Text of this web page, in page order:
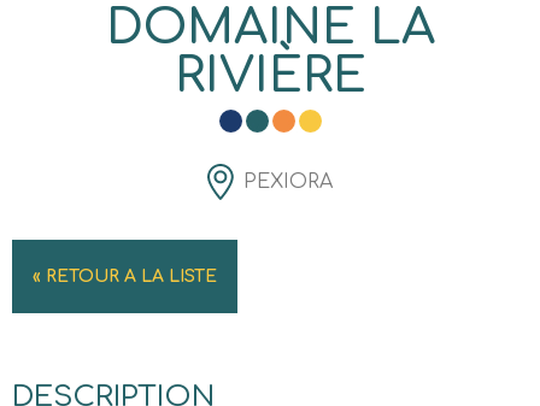
DOMAINE LA
RIVIÈRE
PEXIORA
« RETOUR A LA LISTE
DESCRIPTION